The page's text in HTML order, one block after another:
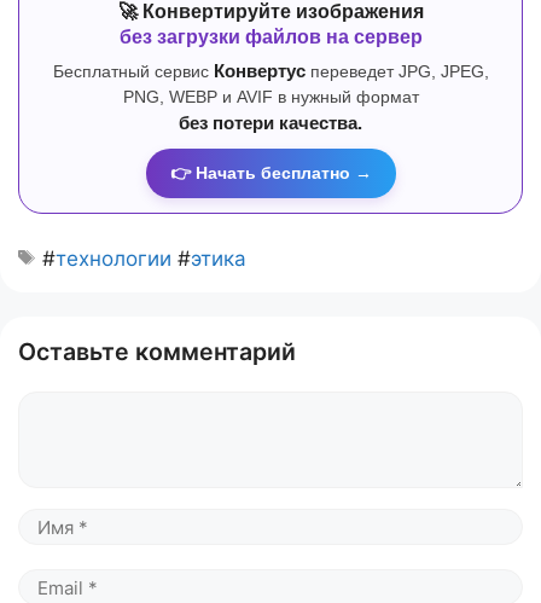
🚀 Конвертируйте изображения
без загрузки файлов на сервер
Бесплатный сервис Конвертуспереведет JPG, JPEG,
PNG, WEBP и AVIF в нужный формат
без потери качества.
👉 Начать бесплатно →
#технологии #этика
Оставьте комментарий
Имя
Email